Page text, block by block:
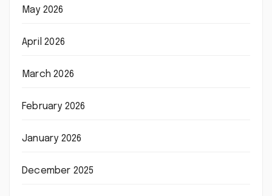
May 2026
April 2026
March 2026
February 2026
January 2026
December 2025